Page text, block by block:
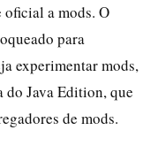
oficial a mods. O
para
experimentar mods,
Java Edition, que
de mods.